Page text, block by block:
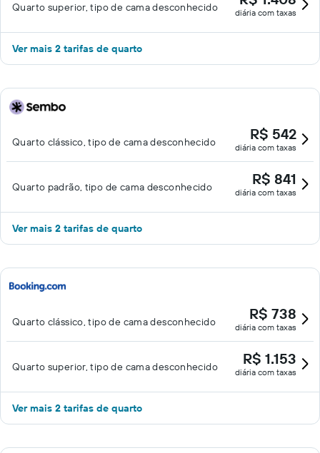
Quarto superior, tipo de cama desconhecido diária com taxas
Ver mais 2 tarifas de quarto
Quarto clássico, tipo de cama desconhecido R$ 542
diária com taxas
Quarto padrão, tipo de cama desconhecido R$ 841
diária com taxas
Ver mais 2 tarifas de quarto
Quarto clássico, tipo de cama desconhecido R$ 738
diária com taxas
Quarto superior, tipo de cama desconhecido R$ 1.153
diária com taxas
Ver mais 2 tarifas de quarto